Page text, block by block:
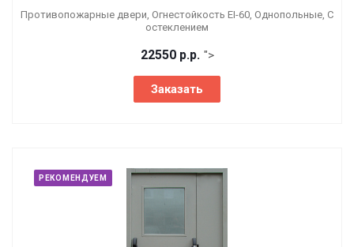
Противопожарные двери, Огнестойкость EI-60, Однопольные, С
остеклением
22550 р.р. ">
Заказать
РЕКОМЕНДУЕМ